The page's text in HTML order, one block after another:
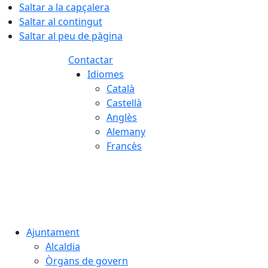
Saltar a la capçalera
Saltar al contingut
Saltar al peu de pàgina
Contactar
Idiomes
Català
Castellà
Anglès
Alemany
Francès
Ajuntament
Alcaldia
Òrgans de govern